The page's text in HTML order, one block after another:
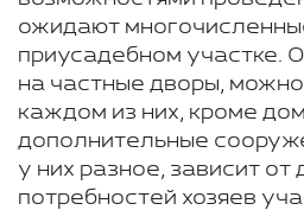
ожидают
приусадебном участке.
на частные дворы, можно
каждом из них, кроме
дополнительные
у них разное, зависит от
потребностей хозяев